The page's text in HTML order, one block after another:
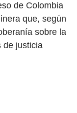
de Colombia
que, según
sobre la
de justicia